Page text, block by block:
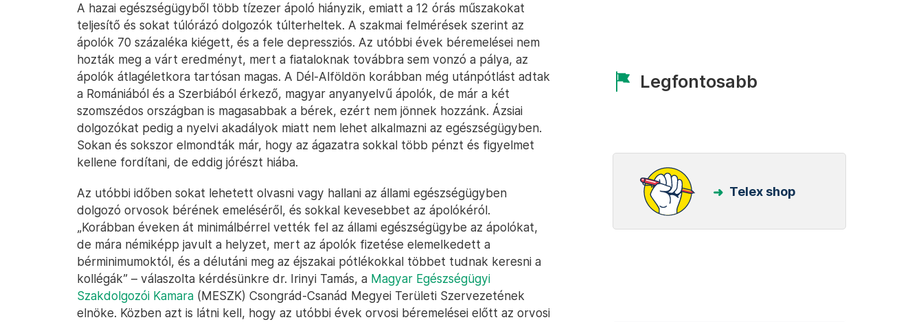
A hazai egészségügyből több tízezer ápoló hiányzik, emiatt a 12 órás műszakokat
teljesítő és sokat túlórázó dolgozók túlterheltek. A szakmai felmérések szerint az
ápolók 70 százaléka kiégett, és a fele depressziós. Az utóbbi évek béremelései nem
hozták meg a várt eredményt, mert a fiataloknak továbbra sem vonzó a pálya, az
ápolók átlagéletkora tartósan magas. A Dél-Alföldön korábban még utánpótlást adtak
a Romániából és a Szerbiából érkező, magyar anyanyelvű ápolók, de már a két
szomszédos országban is magasabbak a bérek, ezért nem jönnek hozzánk. Ázsiai
dolgozókat pedig a nyelvi akadályok miatt nem lehet alkalmazni az egészségügyben.
Sokan és sokszor elmondták már, hogy az ágazatra sokkal több pénzt és figyelmet
kellene fordítani, de eddig jórészt hiába.
Az utóbbi időben sokat lehetett olvasni vagy hallani az állami egészségügyben
dolgozó orvosok bérének emeléséről, és sokkal kevesebbet az ápolókéról.
„Korábban éveken át minimálbérrel vették fel az állami egészségügybe az ápolókat,
de mára némiképp javult a helyzet, mert az ápolók fizetése elemelkedett a
bérminimumoktól, és a délutáni meg az éjszakai pótlékokkal többet tudnak keresni a
kollégák” – válaszolta kérdésünkre dr. Irinyi Tamás, a Magyar Egészségügyi
Szakdolgozói Kamara (MESZK) Csongrád-Csanád Megyei Területi Szervezetének
elnöke. Közben azt is látni kell, hogy az utóbbi évek orvosi béremelései előtt az orvosi
Legfontosabb
Telex shop